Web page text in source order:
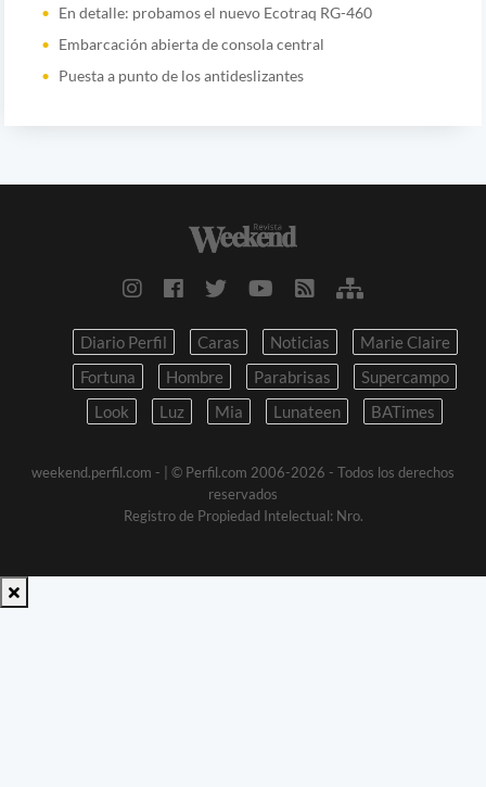
En detalle: probamos el nuevo Ecotraq RG-460
Embarcación abierta de consola central
Puesta a punto de los antideslizantes
Diario Perfil Caras Noticias
Marie Claire
Fortuna
Hombre Parabrisas
Supercampo
Look
Luz Mia Lunateen BATimes
weekend.perfil.com -
| © Perfil.com 2006-2026 - Todos los derechos
reservados
Registro de Propiedad Intelectual: Nro.